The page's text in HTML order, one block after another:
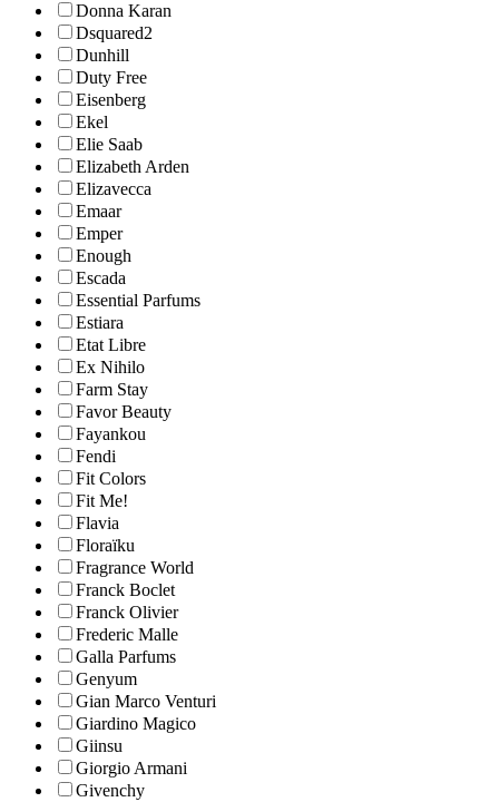
Donna Karan
Dsquared2
Dunhill
Duty Free
Eisenberg
Ekel
Elie Saab
Elizabeth Arden
Elizavecca
Emaar
Emper
Enough
Escada
Essential Parfums
Estiara
Etat Libre
Ex Nihilo
Farm Stay
Favor Beauty
Fayankou
Fendi
Fit Colors
Fit Me!
Flavia
Floraïku
Fragrance World
Franck Boclet
Franck Olivier
Frederic Malle
Galla Parfums
Genyum
Gian Marco Venturi
Giardino Magico
Giinsu
Giorgio Armani
Givenchy